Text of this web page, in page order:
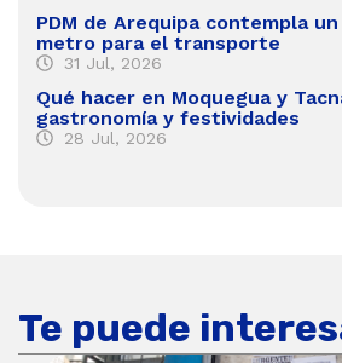
PDM de Arequipa contempla
metro para el transporte
31 Jul, 2026
Qué hacer en Moquegua y
gastronomía y festividades
28 Jul, 2026
Te puede